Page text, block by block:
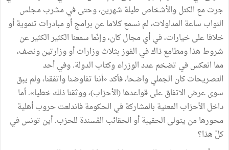
جرت مع الكتل والأشخاص طيلة شهرين، وحتى في مشرب مجلس
النواب ساعة المداولات، لم نسمع كلاما عن برامج أو مبادرات تنموية أو
خلافا على خيارات، في أي مجال كان، وإنّما سمعنا الكثير الكثير عن
شروط هذا ومطامع ذاك في الفوز بثلاث وزارات أو وزارتين ونصف،
مما انعكس في تضخم عدد الوزراء وكتاب الدولة. وفي أحد
التصريحات كان الجملي واضحا، فأكد «أننا تفاوضنا واتفقنا، ولم يبق
سوى عرض الاتفاق على قواعدها (الأحزاب)، ووثقنا ذلك خطيا». أما
داخل الأحزاب المعنية بالمشاركة في الحكومة فاندلعت حروب أهلية
محورها من يتولى الحقيبة أو الحقائب المُسندة للحزب. أين تونس في
كلّ هذا؟